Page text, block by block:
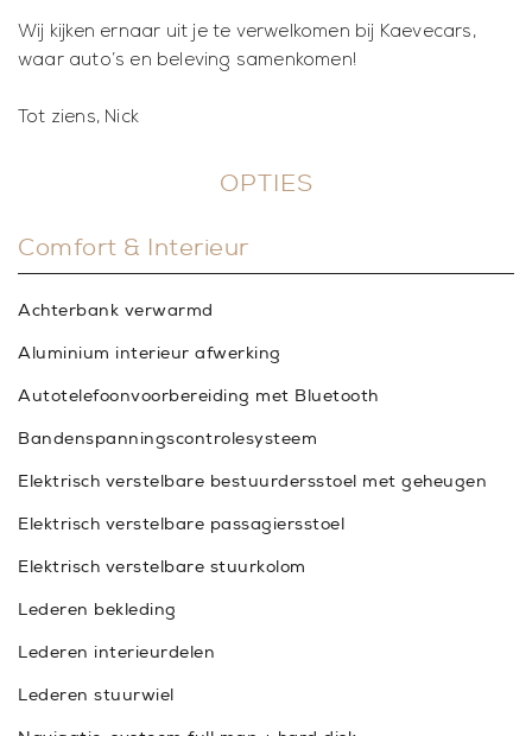
Wij kijken ernaar uit je te verwelkomen bij Kaevecars,
waar auto’s en beleving samenkomen!
Tot ziens, Nick
OPTIES
Comfort & Interieur
Achterbank verwarmd
Aluminium interieur afwerking
Autotelefoonvoorbereiding met Bluetooth
Bandenspanningscontrolesysteem
Elektrisch verstelbare bestuurdersstoel met geheugen
Elektrisch verstelbare passagiersstoel
Elektrisch verstelbare stuurkolom
Lederen bekleding
Lederen interieurdelen
Lederen stuurwiel